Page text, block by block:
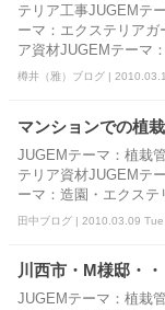
テリア工事JUGEMテ
ーマ：エクステリアガ
ア資材JUGEMテーマ
樽井（雅）ブログ |
マンションでの植
JUGEMテーマ：植栽
テリア資材JUGEMテ
ーマ：造園・エクステ
田中ブログ | 2010.03.09
川西市・M様邸・・
JUGEMテーマ：植栽